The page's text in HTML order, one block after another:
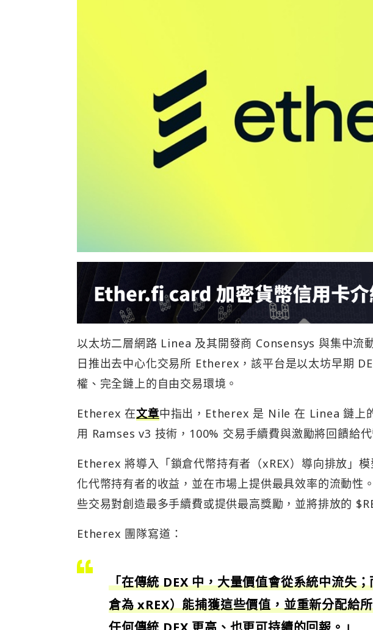
以太坊二層網路 Linea 及其開發商 Consensys 與集中流
日推出去中心化交易所 Etherex，該平台是以太坊早期
權、完全鏈上的自由交易環境。
Etherex 在文章中指出，Etherex 是 Nile 在 Linea 鏈上
用 Ramses v3 技術，100% 交易手續費與激勵將回饋給
Etherex 將導入「鎖倉代幣持有者（xREX）導向排放」
化代幣持有者的收益，並在市場上提供最具效率的流動性
些交易對創造最多手續費或提供最高獎勵，並將排放的
Etherex 團隊寫道：
「在傳統 DEX 中，大量價值會從系統中流失
倉為 xREX）能捕獲這些價值，並重新分配給